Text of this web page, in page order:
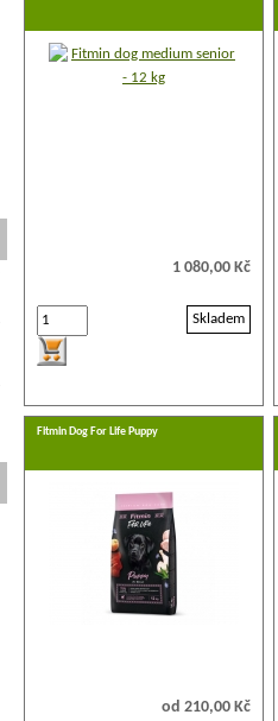
1 080,00 Kč
Skladem
Fitmin Dog For Life Puppy
od 210,00 Kč